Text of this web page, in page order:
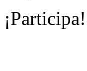
¡Participa!